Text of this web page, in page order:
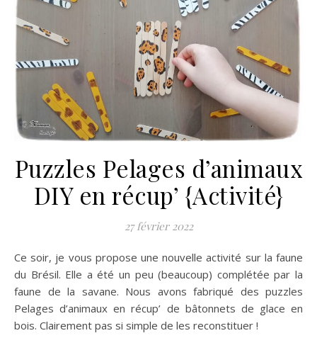
Puzzles Pelages d’animaux
DIY en récup’ {Activité}
27 février 2022
Ce soir, je vous propose une nouvelle activité sur la faune
du Brésil. Elle a été un peu (beaucoup) complétée par la
faune de la savane. Nous avons fabriqué des puzzles
Pelages d’animaux en récup’ de bâtonnets de glace en
bois. Clairement pas si simple de les reconstituer !